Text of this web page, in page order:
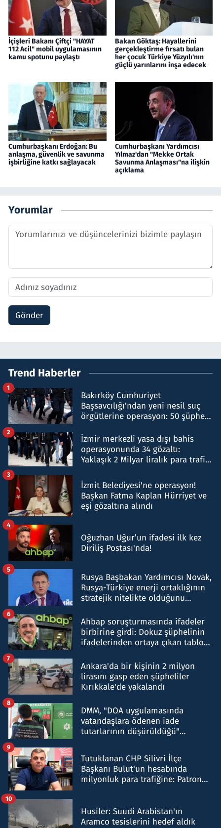
İçişleri Bakanı Çiftçi "HAYAT
112 Acil" mobil uygulamasının
kamu spotunu paylaştı
Bakan Göktaş: Hayallerini
gerçekleştirme fırsatı bulan
her çocuk Türkiye Yüzyılı'nın
güçlü yarınlarını inşa edecek
Cumhurbaşkanı Erdoğan: Bu
anlaşma, güvenlik ve savunma
işbirliğine katkı sağlayacak
Cumhurbaşkanı Yardımcısı
Yılmaz'dan "Mekke Ortak
Savunma Anlaşması"na ilişkin
açıklama
Yorumlar
Gönder
Trend Haberler
Bakırköy Cumhuriyet
Başsavcılığı'ndan yeni nesil suç
örgütlerine operasyon: 50 şüpheli
1
İzmir merkezli yasa dışı bahis
operasyonunda 34 gözaltı:
Yaklaşık 2 Milyar liralık para trafiği
2
İzmit Belediyesi'ne operasyon!
Başkan Fatma Kaplan Hürriyet ve
eşi gözaltına alındı
3
Oğuzhan Uğur’un ifadesi ilk kez
Diriliş Postası'nda!
4
Rusya Başbakan Yardımcısı Novak,
Rusya-Türkiye enerji ortaklığının
stratejik nitelikte olduğunu
5
Ahbap soruşturmasında ifadeler
birbirine girdi: Dokuz şüphelinin
ifadelerinden ortaya çıkan tablo
6
Ankara'da bir kişinin 2 milyon
lirasını gasp eden şüpheliler
Kırıkkale'de yakalandı
7
DMM, "DOA uygulamasında
vatandaşlara ödenen iade
tutarlarının düşürüldüğü"
8
Tutuklanan CHP Silivri İlçe
Başkanı Bulut'un hesabında
milyonluk para trafiğine: Patron
9
Husiler: Suudi Arabistan'ın
Aramco tesislerini hedef aldık
10